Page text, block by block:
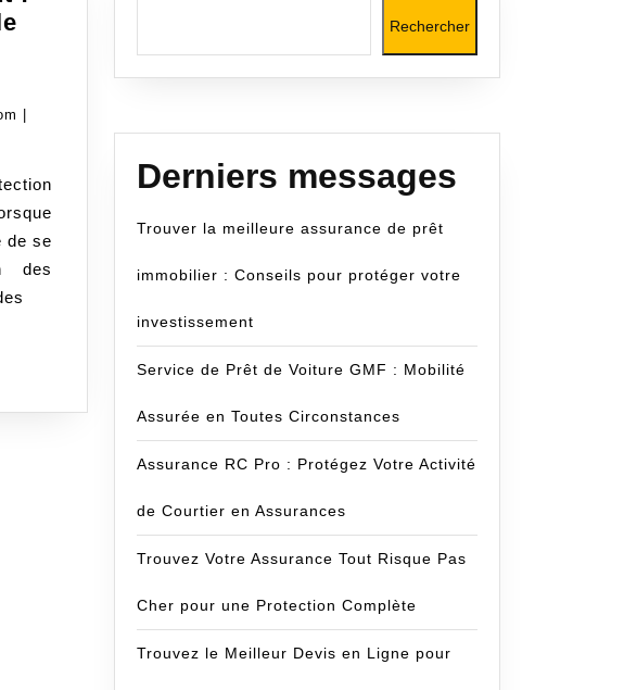
obledassurancecom
de se
des
Rechercher
Derniers messages
Trouver la meilleure assurance de prêt
immobilier : Conseils pour protéger votre
investissement
Service de Prêt de Voiture GMF : Mobilité
Assurée en Toutes Circonstances
Assurance RC Pro : Protégez Votre Activité
de Courtier en Assurances
Trouvez Votre Assurance Tout Risque Pas
Cher pour une Protection Complète
Trouvez le Meilleur Devis en Ligne pour